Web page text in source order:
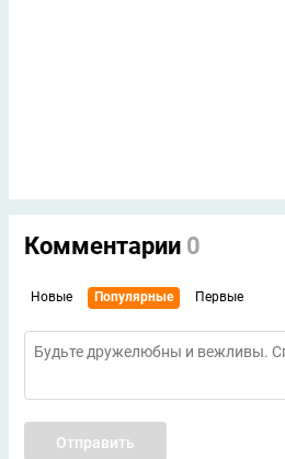
Комментарии 0
Новые Популярные Первые
Отправить